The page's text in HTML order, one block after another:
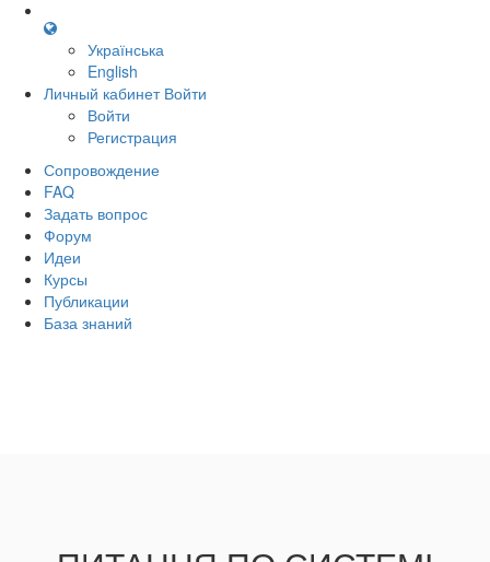
Українська
English
Личный кабинет Войти
Войти
Регистрация
Сопровождение
FAQ
Задать вопрос
Форум
Идеи
Курсы
Публикации
База знаний